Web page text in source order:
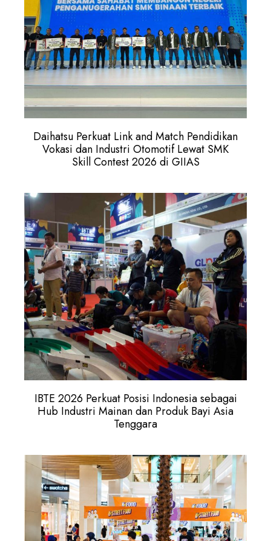
Daihatsu Perkuat Link and Match Pendidikan
Vokasi dan Industri Otomotif Lewat SMK
Skill Contest 2026 di GIIAS
IBTE 2026 Perkuat Posisi Indonesia sebagai
Hub Industri Mainan dan Produk Bayi Asia
Tenggara